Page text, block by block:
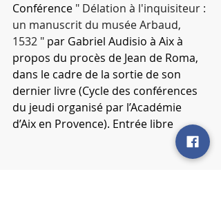
Conférence " Délation à l'inquisiteur :
un manuscrit du musée Arbaud,
1532 " par Gabriel Audisio à Aix à
propos du procès de Jean de Roma,
dans le cadre de la sortie de son
dernier livre (Cycle des conférences
du jeudi organisé par l’Académie
d’Aix en Provence). Entrée libre